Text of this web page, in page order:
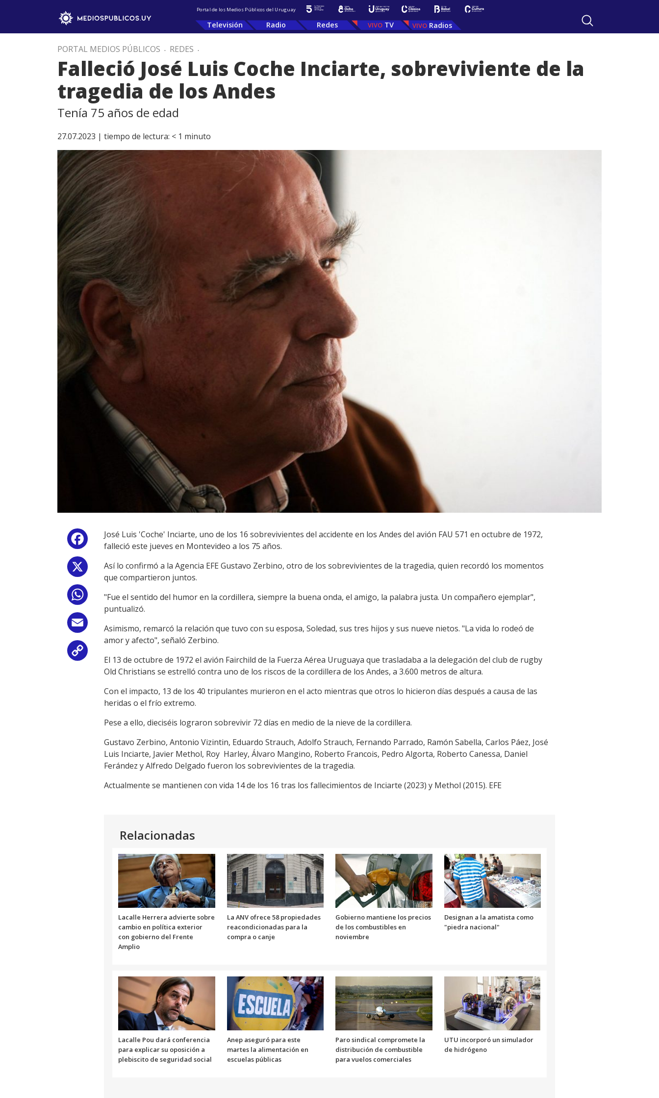
Portal de los Medios Públicos del Uruguay
Televisión Radio Redes TV Radios
PORTAL MEDIOS PÚBLICOS . REDES .
Falleció José Luis Coche Inciarte, sobreviviente de la
tragedia de los Andes
Tenía 75 años de edad
27.07.2023 | tiempo de lectura: < 1 minuto
Facebook
WhatsApp
Email
Link
José Luis 'Coche' Inciarte, uno de los 16 sobrevivientes del accidente en los Andes del avión FAU 571 en octubre de 1972,
falleció este jueves en Montevideo a los 75 años.
Así lo confirmó a la Agencia EFE Gustavo Zerbino, otro de los sobrevivientes de la tragedia, quien recordó los momentos
que compartieron juntos.
"Fue el sentido del humor en la cordillera, siempre la buena onda, el amigo, la palabra justa. Un compañero ejemplar",
puntualizó.
Asimismo, remarcó la relación que tuvo con su esposa, Soledad, sus tres hijos y sus nueve nietos. "La vida lo rodeó de
amor y afecto", señaló Zerbino.
El 13 de octubre de 1972 el avión Fairchild de la Fuerza Aérea Uruguaya que trasladaba a la delegación del club de rugby
Old Christians se estrelló contra uno de los riscos de la cordillera de los Andes, a 3.600 metros de altura.
Con el impacto, 13 de los 40 tripulantes murieron en el acto mientras que otros lo hicieron días después a causa de las
heridas o el frío extremo.
Pese a ello, dieciséis lograron sobrevivir 72 días en medio de la nieve de la cordillera.
Gustavo Zerbino, Antonio Vizintin, Eduardo Strauch, Adolfo Strauch, Fernando Parrado, Ramón Sabella, Carlos Páez, José
Luis Inciarte, Javier Methol, Roy Harley, Álvaro Mangino, Roberto Francois, Pedro Algorta, Roberto Canessa, Daniel
Ferández y Alfredo Delgado fueron los sobrevivientes de la tragedia.
Actualmente se mantienen con vida 14 de los 16 tras los fallecimientos de Inciarte (2023) y Methol (2015). EFE
Relacionadas
Lacalle Herrera advierte sobre
cambio en política exterior
con gobierno del Frente
Amplio
La ANV ofrece 58 propiedades
reacondicionadas para la
compra o canje
Gobierno mantiene los precios
de los combustibles en
noviembre
Designan a la amatista como
"piedra nacional"
Lacalle Pou dará conferencia
para explicar su oposición a
plebiscito de seguridad social
Anep aseguró para este
martes la alimentación en
escuelas públicas
Paro sindical compromete la
distribución de combustible
para vuelos comerciales
UTU incorporó un simulador
de hidrógeno